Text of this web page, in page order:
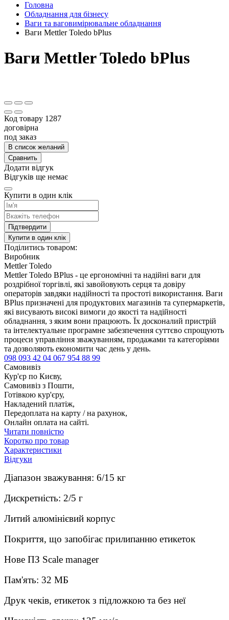
Головна
Обладнання для бізнесу
Ваги та ваговимірювальне обладнання
Ваги Mettler Toledo bPlus
Ваги Mettler Toledo bPlus
Код товару 1287
договірна
под заказ
В список желаний
Сравнить
Додати відгук
Відгуків ще немає
Купити в один клік
Підтвердити
Купити в один клік
Поділитись товаром:
Виробник
Mettler Toledo
Mettler Toledo BPlus - це ергономічні та надійні ваги для
роздрібної торгівлі, які завойовують серця та довіру
операторів завдяки надійності та простоті використання. Ваги
BPlus призначені для продуктових магазинів та супермаркетів,
які висувають високі вимоги до якості та надійності
обладнання, з яким вони працюють. Їх досконалий пристрій
та інтелектуальне програмне забезпечення суттєво спрощують
процеси управління зважуванням, продажами та категоріями
та дозволяють економити час день у день.
098 093 42 04 067 954 88 99
Самовивіз
Кур'єр по Києву,
Самовивіз з Пошти,
Готівкою кур'єру,
Накладений платіж,
Передоплата на карту / на рахунок,
Онлайн оплата на сайті.
Читати повністю
Коротко про товар
Характеристики
Відгуки
Діапазон зважування: 6/15 кг
Дискретність: 2/5 г
Литий алюмінієвий корпус
Покриття, що запобігає прилипанню етикеток
Нове ПЗ Scale manager
Пам'ять: 32 МБ
Друк чеків, етикеток з підложкою та без неї